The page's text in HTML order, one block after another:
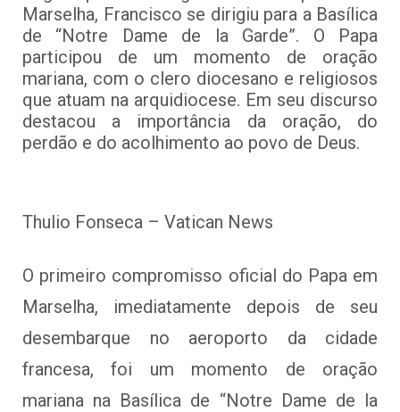
Marselha, Francisco se dirigiu para a Basílica
de “Notre Dame de la Garde”. O Papa
participou de um momento de oração
mariana, com o clero diocesano e religiosos
que atuam na arquidiocese. Em seu discurso
destacou a importância da oração, do
perdão e do acolhimento ao povo de Deus.
Thulio Fonseca – Vatican News
O primeiro compromisso oficial do Papa em
Marselha, imediatamente depois de seu
desembarque no aeroporto da cidade
francesa, foi um momento de oração
mariana na Basílica de “Notre Dame de la